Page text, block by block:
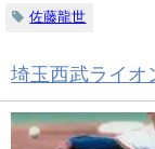
佐藤龍世
埼玉西武ライオ